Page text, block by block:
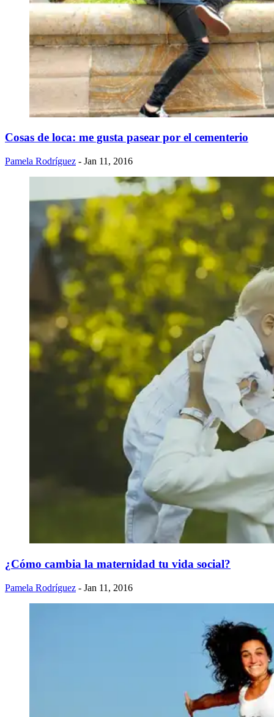
Cosas de loca: me gusta pasear por el cementerio
Pamela Rodríguez - Jan 11, 2016
¿Cómo cambia la maternidad tu vida social?
Pamela Rodríguez - Jan 11, 2016